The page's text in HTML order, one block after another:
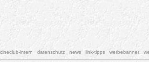
cineclub-intern datenschutz news link-tipps werbebanner